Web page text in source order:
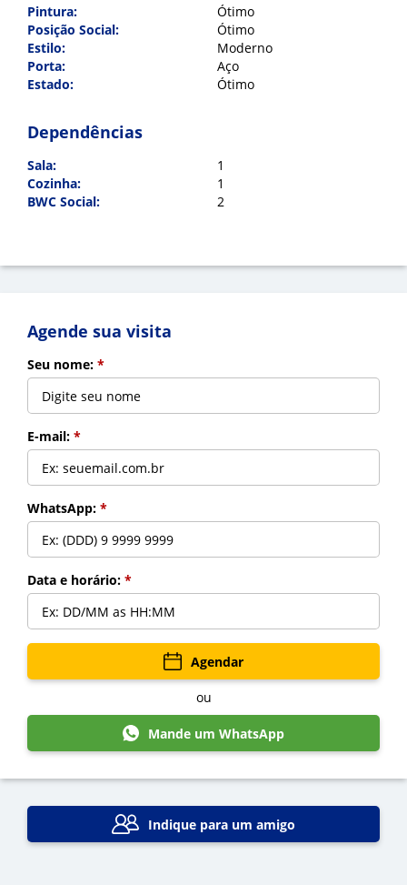
Pintura:
Ótimo
Posição Social:
Ótimo
Estilo:
Moderno
Porta:
Aço
Estado:
Ótimo
Dependências
Sala:
1
Cozinha:
1
BWC Social:
2
Agende sua visita
Seu nome: *
E-mail: *
WhatsApp: *
Data e horário: *
Agendar
ou
Mande um WhatsApp
Voltar
Indique para um amigo
Indique para um amigo
Nome:*
E-mail:*
Cadastre-se para salvar seus
Preencha seu e-mail:*